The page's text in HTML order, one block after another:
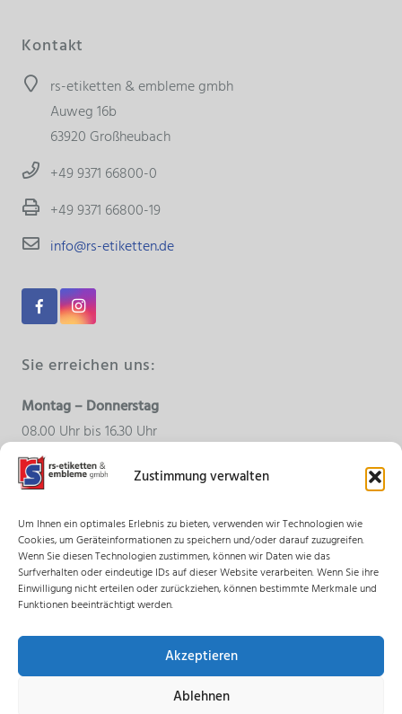
Zustimmung verwalten
Um Ihnen ein optimales Erlebnis zu bieten, verwenden wir Technologien wie
Cookies, um Geräteinformationen zu speichern und/oder darauf zuzugreifen.
Wenn Sie diesen Technologien zustimmen, können wir Daten wie das
Surfverhalten oder eindeutige IDs auf dieser Website verarbeiten. Wenn Sie ihre
Einwilligung nicht erteilen oder zurückziehen, können bestimmte Merkmale und
Funktionen beeinträchtigt werden.
Akzeptieren
Ablehnen
Kontakt
rs-etiketten & embleme gmbh
Auweg 16b
63920 Großheubach
+49 9371 66800-0
+49 9371 66800-19
info@rs-etiketten.de
Sie erreichen uns:
Montag – Donnerstag
08.00 Uhr bis 16.30 Uhr
Freitag
© 2018 rs-etiketten & embleme gmbh – Alle Rechte
vorbehalten.
Impressum
AGB